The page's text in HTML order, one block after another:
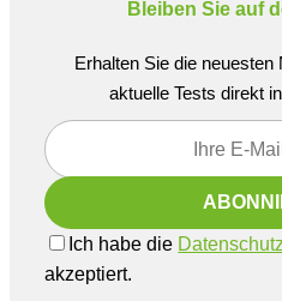
Bleiben Sie auf
Erhalten Sie die
aktuelle Tests direkt
Ich habe die
akzeptiert.